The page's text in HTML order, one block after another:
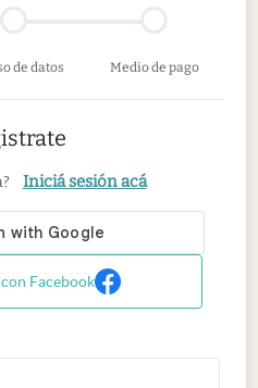
de datos Medio de pago
Iniciá sesión acá
Facebook